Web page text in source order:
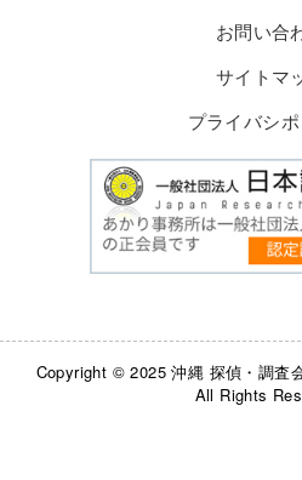
お問い合
サイトマ
プライバシ
Copyright © 2025 沖縄 探偵・調査
All Rights